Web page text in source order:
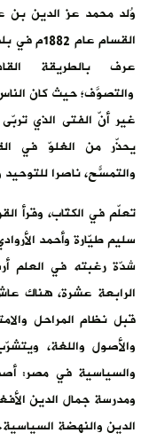
وُلد محمد عز الدين
القسام
عرف بالطريقة
والتصوّف؛ حيث كان
غير أنّ الفتى الذي
يحذّر من الغلوّ في
والتمسّح، ناصرًا
تعلّم في الكتّاب، وقرأ
سليم طيّارة وأحمد
الرابعة عشرة، هناك
قبل نظام المراحل
والأصول واللغة،
والسياسية في مصر:
ومدرسة جمال الدين
الدين والنهضة